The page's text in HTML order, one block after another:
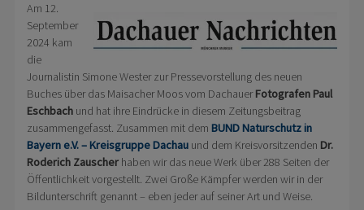
Am 12.
September
2024 kam
die
Journalistin Simone Wester zur Pressevorstellung des neuen
Buches über das Maisacher Moos vom DachauerFotografen Paul
Eschbachund hat ihre Eindrücke in diesem Zeitungsbeitrag
zusammengefasst. Zusammen mit dem BUND Naturschutz in
Bayern e.V. – Kreisgruppe Dachauund dem Kreisvorsitzenden Dr.
Roderich Zauscherhaben wir das neue Werk über 288 Seiten der
Öffentlichkeit vorgestellt. Zwei Große Kämpfer werden wir in der
Bildunterschrift genannt – eben jeder auf seiner Art und Weise.